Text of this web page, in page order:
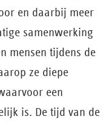
en daarbij meer
samenwerking
mensen tijdens de
ze diepe
een
is. De tijd van de